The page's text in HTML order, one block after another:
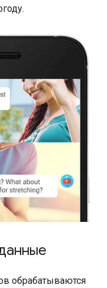
обрабатываются